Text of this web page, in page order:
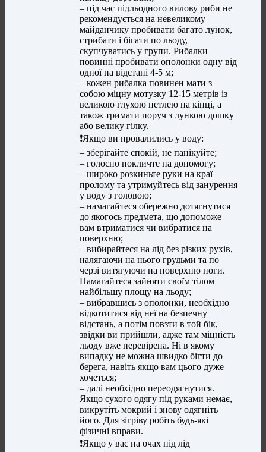
– під час підльодного вилову риби не
рекомендується на невеликому
майданчику пробивати багато лунок,
стрибати і бігати по льоду,
скупчуватись у групи. Рибалки
повинні пробивати ополонки одну від
одної на відстані 4-5 м;
– кожен рибалка повинен мати з
собою міцну мотузку 12-15 метрів із
великою глухою петлею на кінці, а
також тримати поруч з лункою дошку
або велику гілку.
❗️Якщо ви провалились у воду:
– зберігайте спокій, не панікуйте;
– голосно покличте на допомогу;
– широко розкиньте руки на краї
пролому та утримуйтесь від занурення
у воду з головою;
– намагайтеся обережно дотягнутися
до якогось предмета, що допоможе
вам втриматися чи вибратися на
поверхню;
– вибирайтеся на лід без різких рухів,
налягаючи на нього грудьми та по
черзі витягуючи на поверхню ноги.
Намагайтеся зайняти своїм тілом
найбільшу площу на льоду;
– вибравшись з ополонки, необхідно
відкотитися від неї на безпечну
відстань, а потім повзти в той бік,
звідки ви прийшли, адже там міцність
льоду вже перевірена. Ні в якому
випадку не можна швидко бігти до
берега, навіть якщо вам цього дуже
хочеться;
– далі необхідно переодягнутися.
Якщо сухого одягу під руками немає,
викрутіть мокрий і знову одягніть
його. Для зігріву робіть будь-які
фізичні вправи.
❗️Якщо у вас на очах під лід